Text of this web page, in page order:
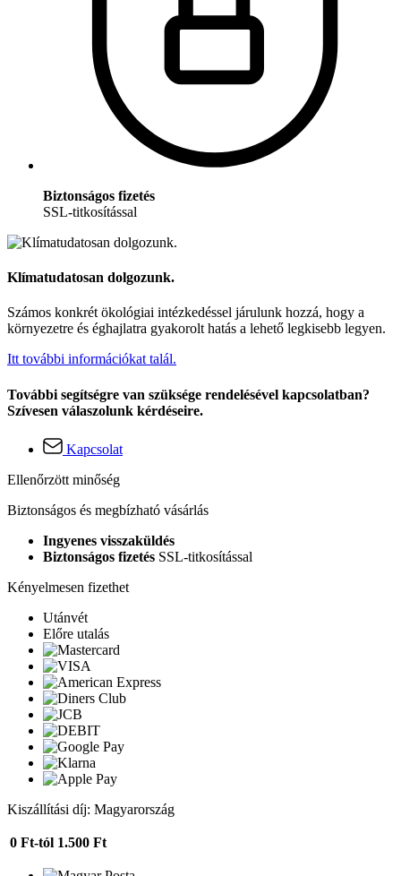
Biztonságos fizetés
SSL-titkosítással
Klímatudatosan dolgozunk.
Számos konkrét ökológiai intézkedéssel járulunk hozzá, hogy a
környezetre és éghajlatra gyakorolt hatás a lehető legkisebb legyen.
Itt további információkat talál.
További segítségre van szüksége rendelésével kapcsolatban?
Szívesen válaszolunk kérdéseire.
Kapcsolat
Ellenőrzött minőség
Biztonságos és megbízható vásárlás
Ingyenes visszaküldés
Biztonságos fizetés SSL-titkosítással
Kényelmesen fizethet
Utánvét
Előre utalás
Kiszállítási díj: Magyarország
0 Ft-tól 1.500 Ft